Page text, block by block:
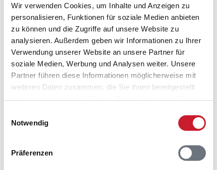
Wir verwenden Cookies, um Inhalte und Anzeigen zu
personalisieren, Funktionen für soziale Medien anbieten
zu können und die Zugriffe auf unsere Website zu
analysieren. Außerdem geben wir Informationen zu Ihrer
Verwendung unserer Website an unsere Partner für
soziale Medien, Werbung und Analysen weiter. Unsere
Partner führen diese Informationen möglicherweise mit
weiteren Daten zusammen, die Sie ihnen bereitgestellt
haben oder die sie im Rahmen Ihrer Nutzung der Dienste
Notwendig
Präferenzen
Belegungskalender
Reisedauer auswählen
Anzahl Reisende auswählen
Anreisetag im Belegungskalender anklicken
Sie bekommen Verfügbarkeit und Preis angezeigt
Bitte beachten Sie, dass sich bei Änderungen des
können.